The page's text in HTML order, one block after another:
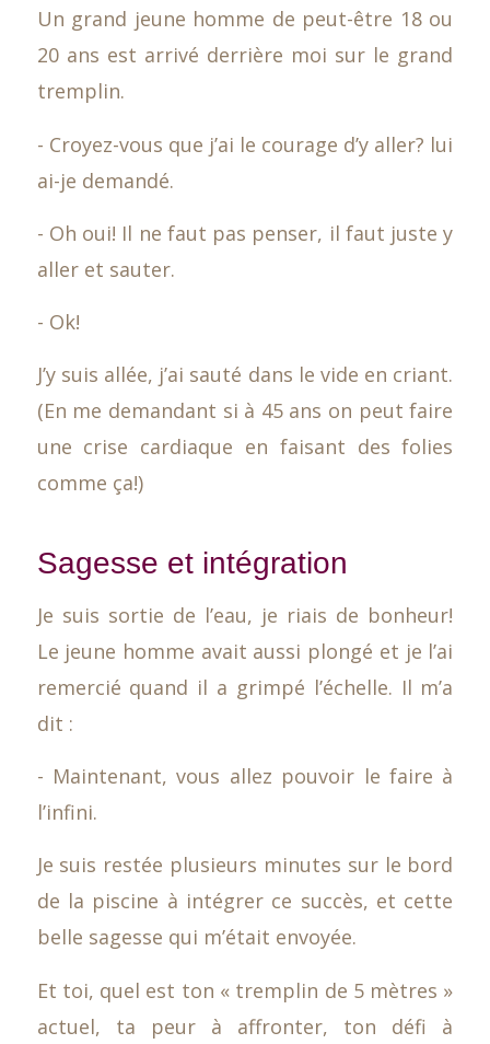
Un grand jeune homme de peut-être 18 ou
20 ans est arrivé derrière moi sur le grand
tremplin.
- Croyez-vous que j’ai le courage d’y aller? lui
ai-je demandé.
- Oh oui! Il ne faut pas penser, il faut juste y
aller et sauter.
- Ok!
J’y suis allée, j’ai sauté dans le vide en criant.
(En me demandant si à 45 ans on peut faire
une crise cardiaque en faisant des folies
comme ça!)
Sagesse et intégration
Je suis sortie de l’eau, je riais de bonheur!
Le jeune homme avait aussi plongé et je l’ai
remercié quand il a grimpé l’échelle. Il m’a
dit :
- Maintenant, vous allez pouvoir le faire à
l’infini.
Je suis restée plusieurs minutes sur le bord
de la piscine à intégrer ce succès, et cette
belle sagesse qui m’était envoyée.
Et toi, quel est ton « tremplin de 5 mètres »
actuel, ta peur à affronter, ton défi à